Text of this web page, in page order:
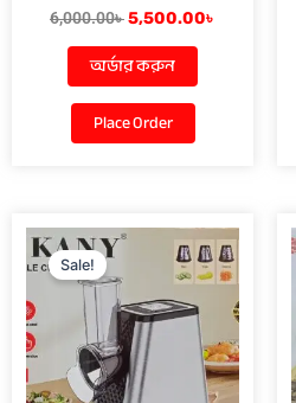
6,000.00৳5,500.00৳
অর্ডার করুন
Place Order
Sale!
Original
4,250.00৳ .
Current
price
is:
3,350.00৳ .